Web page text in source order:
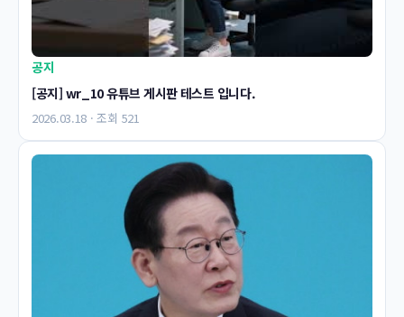
공지
[공지] wr_10 유튜브 게시판 테스트 입니다.
2026.03.18 · 조회 521